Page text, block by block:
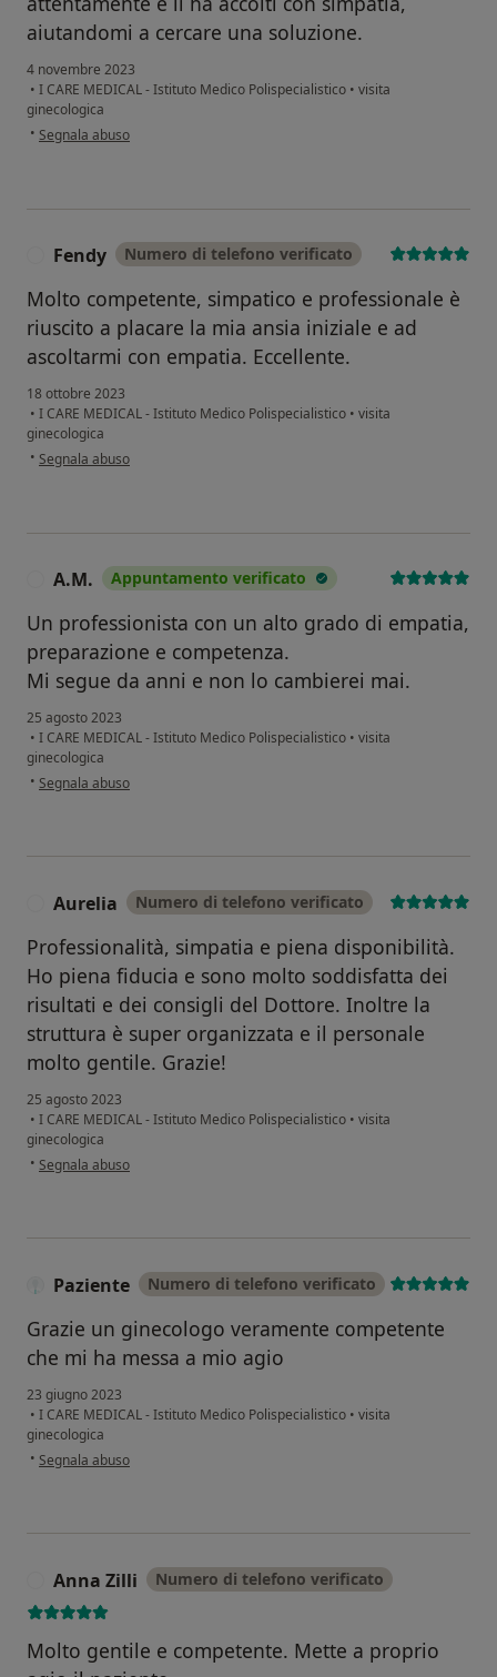
aiutandomi a cercare una soluzione.
4 novembre 2023
• I CARE MEDICAL - Istituto Medico Polispecialistico • visita
ginecologica
• secondo l'opinione dell'utente Giada
Segnala abuso
Fendy Numero di telefono verificato
Molto competente, simpatico e professionale è
riuscito a placare la mia ansia iniziale e ad
ascoltarmi con empatia. Eccellente.
18 ottobre 2023
• I CARE MEDICAL - Istituto Medico Polispecialistico • visita
ginecologica
• secondo l'opinione dell'utente Fendy
Segnala abuso
A.M. Appuntamento verificato
Un professionista con un alto grado di empatia,
preparazione e competenza.
Mi segue da anni e non lo cambierei mai.
25 agosto 2023
• I CARE MEDICAL - Istituto Medico Polispecialistico • visita
ginecologica
• secondo l'opinione dell'utente A.M.
Segnala abuso
Aurelia Numero di telefono verificato
Professionalità, simpatia e piena disponibilità.
Ho piena fiducia e sono molto soddisfatta dei
risultati e dei consigli del Dottore. Inoltre la
struttura è super organizzata e il personale
molto gentile. Grazie!
25 agosto 2023
• I CARE MEDICAL - Istituto Medico Polispecialistico • visita
ginecologica
• secondo l'opinione dell'utente Aurelia
Segnala abuso
Paziente Numero di telefono verificato
Grazie un ginecologo veramente competente
che mi ha messa a mio agio
23 giugno 2023
• I CARE MEDICAL - Istituto Medico Polispecialistico • visita
ginecologica
• secondo l'opinione dell'utente Paziente
Segnala abuso
Anna Zilli Numero di telefono verificato
Molto gentile e competente. Mette a proprio